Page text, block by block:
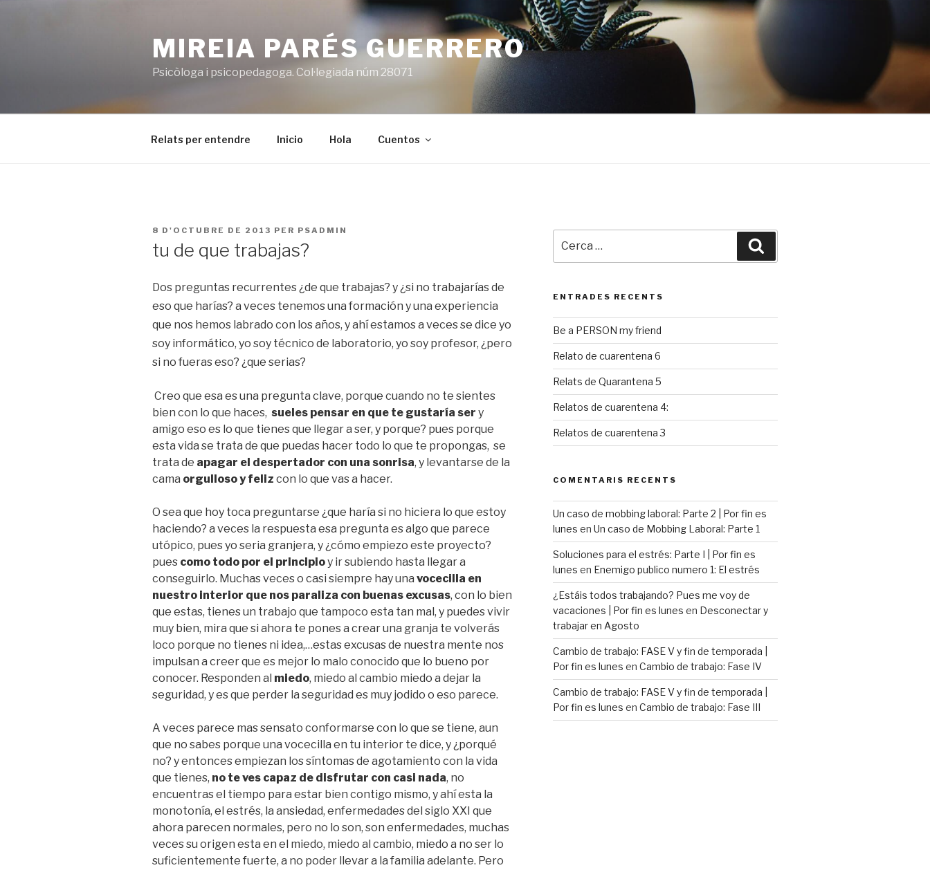
MIREIA PARÉS GUERRERO
Psicòloga i psicopedagoga. Col·legiada núm 28071
Relats per entendre Inicio Hola Cuentos
PUBLICAT
A
8 D'OCTUBRE DE 2013 PER PSADMIN
tu de que trabajas?
Dos preguntas recurrentes ¿de que trabajas? y ¿si no trabajarías de
eso que harías? a veces tenemos una formación y una experiencia
que nos hemos labrado con los años, y ahí estamos a veces se dice yo
soy informático, yo soy técnico de laboratorio, yo soy profesor, ¿pero
si no fueras eso? ¿que serias?
Creo que esa es una pregunta clave, porque cuando no te sientes
bien con lo que haces, sueles pensar en que te gustaría ser y
amigo eso es lo que tienes que llegar a ser, y porque? pues porque
esta vida se trata de que puedas hacer todo lo que te propongas, se
trata de apagar el despertador con una sonrisa, y levantarse de la
cama orgulloso y feliz con lo que vas a hacer.
O sea que hoy toca preguntarse ¿que haría si no hiciera lo que estoy
haciendo? a veces la respuesta esa pregunta es algo que parece
utópico, pues yo seria granjera, y ¿cómo empiezo este proyecto?
pues como todo por el principioy ir subiendo hasta llegar a
conseguirlo. Muchas veces o casi siempre hay una vocecilla en
nuestro interior que nos paraliza con buenas excusas, con lo bien
que estas, tienes un trabajo que tampoco esta tan mal, y puedes vivir
muy bien, mira que si ahora te pones a crear una granja te volverás
loco porque no tienes ni idea,…estas excusas de nuestra mente nos
impulsan a creer que es mejor lo malo conocido que lo bueno por
conocer. Responden al miedo, miedo al cambio miedo a dejar la
seguridad, y es que perder la seguridad es muy jodido o eso parece.
A veces parece mas sensato conformarse con lo que se tiene, aun
que no sabes porque una vocecilla en tu interior te dice, y ¿porqué
no? y entonces empiezan los síntomas de agotamiento con la vida
que tienes, no te ves capaz de disfrutar con casi nada, no
encuentras el tiempo para estar bien contigo mismo, y ahí esta la
monotonía, el estrés, la ansiedad, enfermedades del siglo XXI que
ahora parecen normales, pero no lo son, son enfermedades, muchas
veces su origen esta en el miedo, miedo al cambio, miedo a no ser lo
suficientemente fuerte, a no poder llevar a la familia adelante. Pero
ENTRADES RECENTS
Be a PERSON my friend
Relato de cuarentena 6
Relats de Quarantena 5
Relatos de cuarentena 4:
Relatos de cuarentena 3
COMENTARIS RECENTS
Un caso de mobbing laboral: Parte 2 | Por fin es
lunes en Un caso de Mobbing Laboral: Parte 1
Soluciones para el estrés: Parte I | Por fin es
lunes en Enemigo publico numero 1: El estrés
¿Estáis todos trabajando? Pues me voy de
vacaciones | Por fin es lunes en Desconectar y
trabajar en Agosto
Cambio de trabajo: FASE V y fin de temporada |
Por fin es lunes en Cambio de trabajo: Fase IV
Cambio de trabajo: FASE V y fin de temporada |
Por fin es lunes en Cambio de trabajo: Fase III